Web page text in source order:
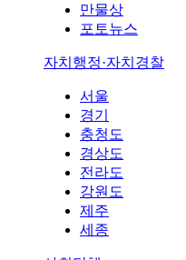
만물상
포토뉴스
자치행정·자치경찰
서울
경기
충청도
경상도
전라도
강원도
제주
세종